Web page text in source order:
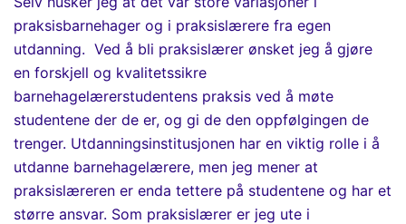
praksisbarnehager og i praksislærere fra egen
utdanning. Ved å bli praksislærer ønsket jeg å gjøre
en forskjell og kvalitetssikre
barnehagelærerstudentens praksis ved å møte
studentene der de er, og gi de den oppfølgingen de
trenger. Utdanningsinstitusjonen har en viktig rolle i å
utdanne barnehagelærere, men jeg mener at
praksislæreren er enda tettere på studentene og har et
større ansvar. Som praksislærer er jeg ute i